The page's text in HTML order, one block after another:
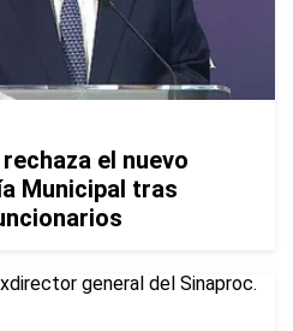
el nuevo
Municipal tras